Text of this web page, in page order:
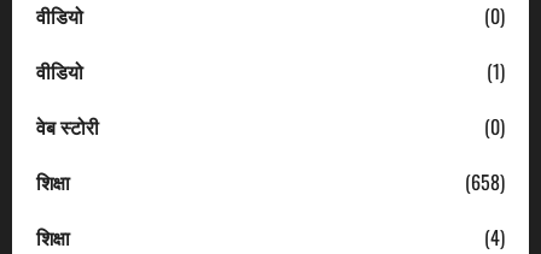
वीडियो
(0)
वीडियो
(1)
वेब स्टोरी
(0)
शिक्षा
(658)
शिक्षा
(4)